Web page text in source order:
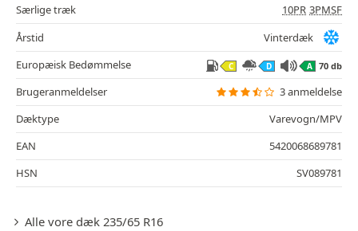
Særlige træk 10PR 3PMSF
Årstid
Vinterdæk
Europæisk Bedømmelse
C D A 70 db
Brugeranmeldelser
3 anmeldelse
Dæktype
Varevogn/MPV
EAN
5420068689781
HSN
SV089781
Alle vore dæk 235/65 R16